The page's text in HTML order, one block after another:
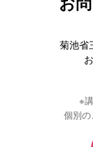
菊池省
※
個別の